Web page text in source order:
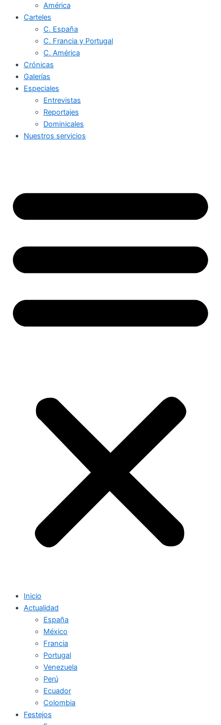
América
Carteles
C. España
C. Francia y Portugal
C. América
Crónicas
Galerías
Especiales
Entrevistas
Reportajes
Dominicales
Nuestros servicios
Inicio
Actualidad
España
México
Francia
Portugal
Venezuela
Perú
Ecuador
Colombia
Festejos